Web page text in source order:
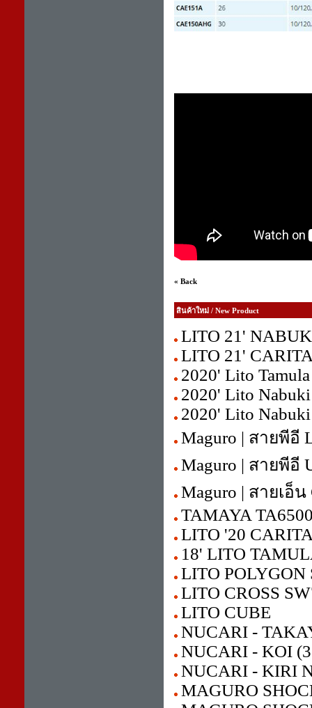
« Back
สินค้าใหม่ / New Product
LITO 21'
LITO 21'
2020' Lito
2020' Lito
2020' Lito
Maguro | สายพีอี
Maguro | สายพีอี
Maguro | สายเอ็น
TAMAYA
LITO '20
18' LITO
LITO POLYGON
LITO CROSS
LITO CUBE
NUCARI -
NUCARI - KOI
NUCARI - KIRI
MAGURO